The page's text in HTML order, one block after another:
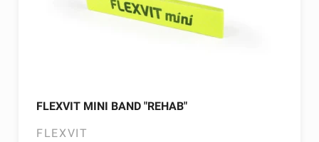
FLEXVIT MINI BAND "REHAB"
FLEXVIT